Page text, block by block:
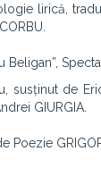
lirică,
de
GIURGIA.